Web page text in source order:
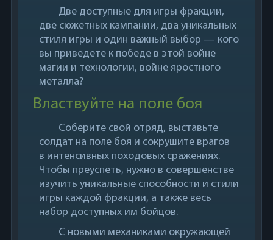
Две доступные для игры фракции,
две сюжетных кампании, два уникальных
стиля игры и один важный выбор — кого
вы приведете к победе в этой войне
магии и технологии, войне яростного
металла?
Властвуйте на поле боя
Соберите свой отряд, выставьте
солдат на поле боя и сокрушите врагов
в интенсивных походовых сражениях.
Чтобы преуспеть, нужно в совершенстве
изучить уникальные способности и стили
игры каждой фракции, а также весь
набор доступных им бойцов.
С новыми механиками окружающей